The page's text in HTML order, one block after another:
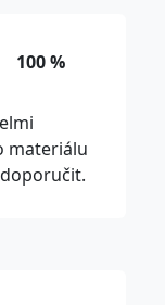
100 %
materiálu